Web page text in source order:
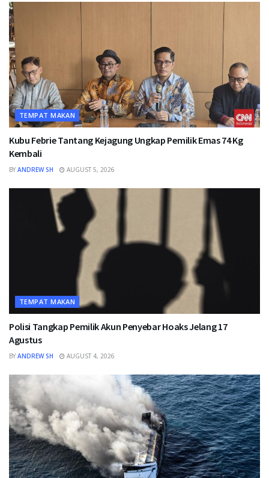
TEMPAT MAKAN
Kubu Febrie Tantang Kejagung Ungkap Pemilik Emas 74 Kg
Kembali
BY ANDREW SH AUGUST 5, 2026
TEMPAT MAKAN
Polisi Tangkap Pemilik Akun Penyebar Hoaks Jelang 17
Agustus
BY ANDREW SH AUGUST 4, 2026